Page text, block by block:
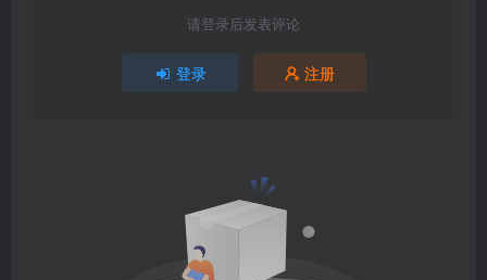
请登录后发表评论
登录 注册